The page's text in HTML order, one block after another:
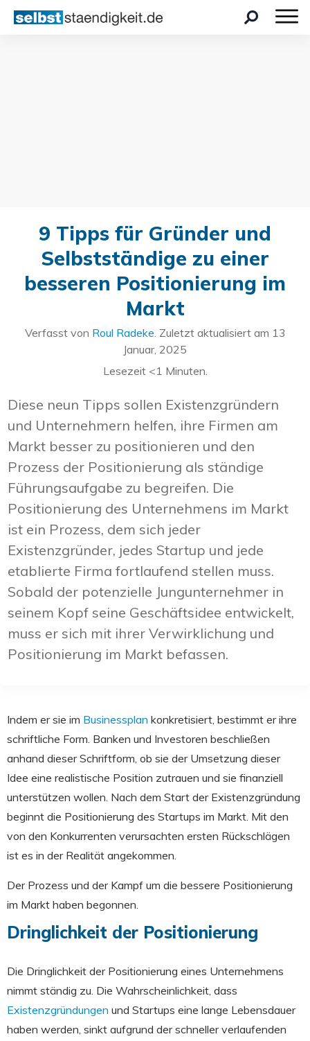
9 Tipps für Gründer und
Selbstständige zu einer
besseren Positionierung im
Markt
Verfasst von Roul Radeke. Zuletzt aktualisiert am 13
Januar, 2025
Lesezeit <1 Minuten.
Diese neun Tipps sollen Existenzgründern
und Unternehmern helfen, ihre Firmen am
Markt besser zu positionieren und den
Prozess der Positionierung als ständige
Führungsaufgabe zu begreifen. Die
Positionierung des Unternehmens im Markt
ist ein Prozess, dem sich jeder
Existenzgründer, jedes Startup und jede
etablierte Firma fortlaufend stellen muss.
Sobald der potenzielle Jungunternehmer in
seinem Kopf seine Geschäftsidee entwickelt,
muss er sich mit ihrer Verwirklichung und
Positionierung im Markt befassen.
Indem er sie im Businessplan konkretisiert, bestimmt er ihre
schriftliche Form. Banken und Investoren beschließen
anhand dieser Schriftform, ob sie der Umsetzung dieser
Idee eine realistische Position zutrauen und sie finanziell
unterstützen wollen. Nach dem Start der Existenzgründung
beginnt die Positionierung des Startups im Markt. Mit den
von den Konkurrenten verursachten ersten Rückschlägen
ist es in der Realität angekommen.
Der Prozess und der Kampf um die bessere Positionierung
im Markt haben begonnen.
Dringlichkeit der Positionierung
Die Dringlichkeit der Positionierung eines Unternehmens
nimmt ständig zu. Die Wahrscheinlichkeit, dass
Existenzgründungen und Startups eine lange Lebensdauer
haben werden, sinkt aufgrund der schneller verlaufenden